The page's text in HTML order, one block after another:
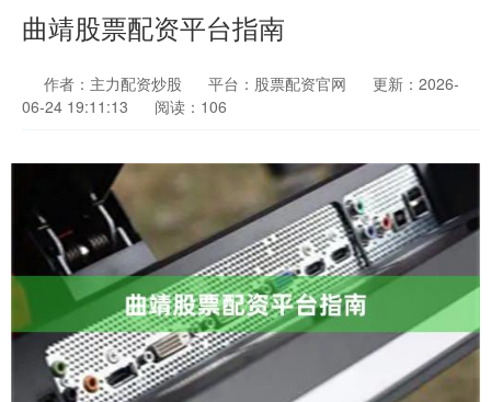
曲靖股票配资平台指南
作者：主力配资炒股 平台：股票配资官网
更新：2026-
06-24 19:11:13
阅读：106